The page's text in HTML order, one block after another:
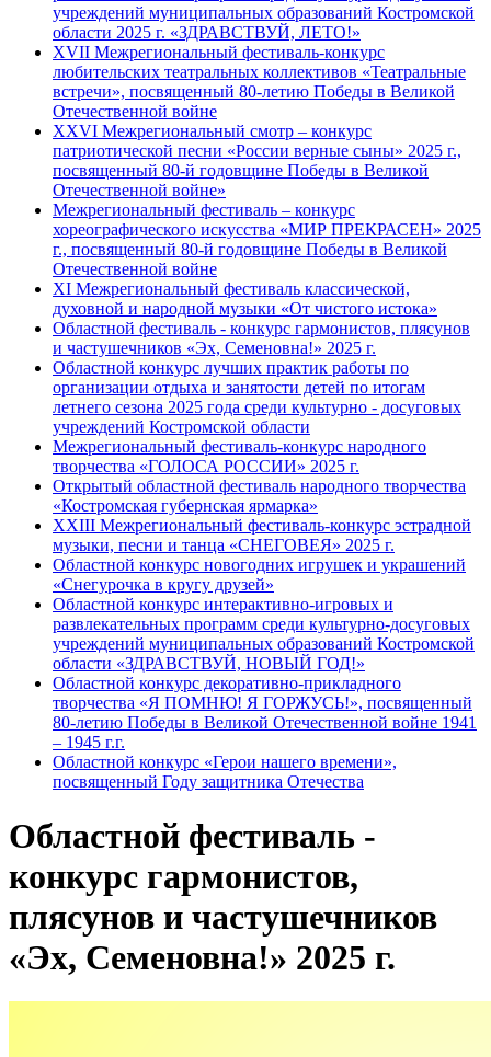
учреждений муниципальных образований Костромской
области 2025 г. «ЗДРАВСТВУЙ, ЛЕТО!»
XVII Межрегиональный фестиваль-конкурс
любительских театральных коллективов «Театральные
встречи», посвященный 80-летию Победы в Великой
Отечественной войне
XXVI Межрегиональный смотр – конкурс
патриотической песни «России верные сыны» 2025 г.,
посвященный 80-й годовщине Победы в Великой
Отечественной войне»
Межрегиональный фестиваль – конкурс
хореографического искусства «МИР ПРЕКРАСЕН» 2025
г., посвященный 80-й годовщине Победы в Великой
Отечественной войне
XI Межрегиональный фестиваль классической,
духовной и народной музыки «От чистого истока»
Областной фестиваль - конкурс гармонистов, плясунов
и частушечников «Эх, Семеновна!» 2025 г.
Областной конкурс лучших практик работы по
организации отдыха и занятости детей по итогам
летнего сезона 2025 года среди культурно - досуговых
учреждений Костромской области
Межрегиональный фестиваль-конкурс народного
творчества «ГОЛОСА РОССИИ» 2025 г.
Открытый областной фестиваль народного творчества
«Костромская губернская ярмарка»
XXIII Межрегиональный фестиваль-конкурс эстрадной
музыки, песни и танца «СНЕГОВЕЯ» 2025 г.
Областной конкурс новогодних игрушек и украшений
«Снегурочка в кругу друзей»
Областной конкурс интерактивно-игровых и
развлекательных программ среди культурно-досуговых
учреждений муниципальных образований Костромской
области «ЗДРАВСТВУЙ, НОВЫЙ ГОД!»
Областной конкурс декоративно-прикладного
творчества «Я ПОМНЮ! Я ГОРЖУСЬ!», посвященный
80-летию Победы в Великой Отечественной войне 1941
– 1945 г.г.
Областной конкурс «Герои нашего времени»,
посвященный Году защитника Отечества
Областной фестиваль -
конкурс гармонистов,
плясунов и частушечников
«Эх, Семеновна!» 2025 г.